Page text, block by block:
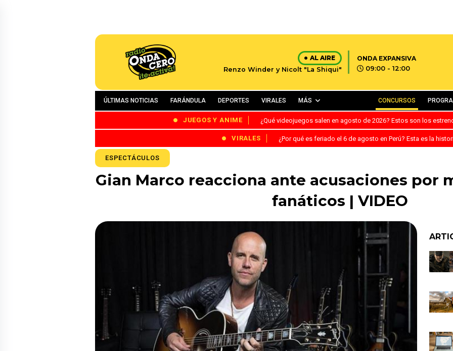
AL AIRE
Renzo Winder y Nicolt "La Shiqui"
ONDA EXPANSIVA
09:00 - 12:00
ÚLTIMAS NOTICIAS FARÁNDULA DEPORTES VIRALES MÁS CONCURSOS
JUEGOS Y ANIME ¿Qué videojuegos salen en agosto de 2026? Estos son los
VIRALES ¿Por qué es feriado el 6 de agosto en Perú? Esta es la
ESPECTÁCULOS
Gian Marco reacciona ante acusaciones por
fanáticos | VIDEO